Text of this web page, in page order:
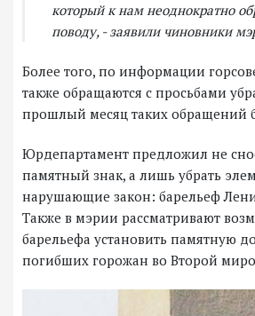
который к нам неоднократно
поводу, - заявили чиновники
Более того, по информации
также обращаются с просьбами
прошлый месяц таких обращений
Юрдепартамент предложил не
памятный знак, а лишь убрать
нарушающие закон: барельеф
Также в мэрии рассматривают
барельефа установить памятную
погибших горожан во Второй